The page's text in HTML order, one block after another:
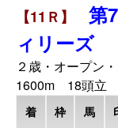
【11Ｒ】 第
ィリーズ
２歳・オープン
1600m 18頭立
着 枠 馬